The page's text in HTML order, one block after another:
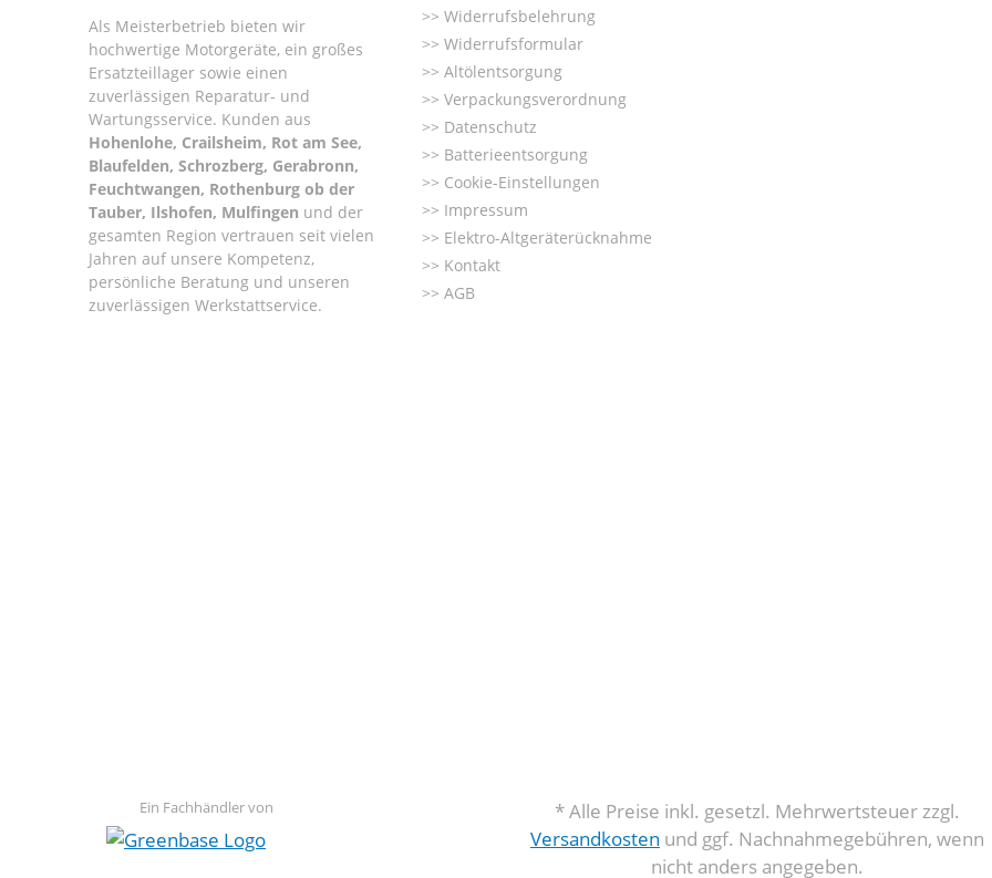
Als Meisterbetrieb bieten wir
hochwertige Motorgeräte, ein großes
Ersatzteillager sowie einen
zuverlässigen Reparatur- und
Wartungsservice. Kunden aus
Hohenlohe, Crailsheim, Rot am See,
Blaufelden, Schrozberg, Gerabronn,
Feuchtwangen, Rothenburg ob der
Tauber, Ilshofen, Mulfingen und der
gesamten Region vertrauen seit vielen
Jahren auf unsere Kompetenz,
persönliche Beratung und unseren
zuverlässigen Werkstattservice.
Widerrufsbelehrung
Widerrufsformular
Altölentsorgung
Verpackungsverordnung
Datenschutz
Batterieentsorgung
Cookie-Einstellungen
Impressum
Elektro-Altgeräterücknahme
Kontakt
AGB
Ein Fachhändler von
* Alle Preise inkl. gesetzl. Mehrwertsteuer zzgl.
Versandkosten und ggf. Nachnahmegebühren, wenn
nicht anders angegeben.